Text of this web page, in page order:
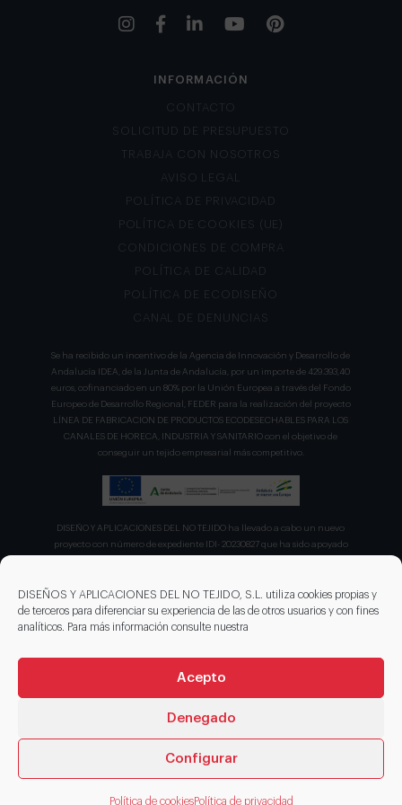
DISEÑOS Y APLICACIONES DEL NO TEJIDO, S.L. utiliza cookies propias y
de terceros para diferenciar su experiencia de las de otros usuarios y con fines
analíticos. Para más información consulte nuestra
Acepto
Denegado
Configurar
Política de cookiesPolítica de privacidad
INFORMACIÓN
CONTACTO
SOLICITUD DE PRESUPUESTO
TRABAJA CON NOSOTROS
AVISO LEGAL
POLÍTICA DE PRIVACIDAD
POLÍTICA DE COOKIES (UE)
CONDICIONES DE COMPRA
POLÍTICA DE CALIDAD
POLÍTICA DE ECODISEÑO
CANAL DE DENUNCIAS
Se ha recibido un incentivo de la Agencia de Innovación y Desarrollo de
Andalucía IDEA, de la Junta de Andalucía, por un importe de 429.393,40
euros, cofinanciado en un 80% por la Unión Europea a través del Fondo
Europeo de Desarrollo Regional, FEDER para la realización del proyecto
LÍNEA DE FABRICACION DE PRODUCTOS ECODESECHABLES PARA LOS
CANALES DE HORECA, INDUSTRIA Y SANITARIO con el objetivo de
conseguir un tejido empresarial más competitivo.
DISEÑO Y APLICACIONES DEL NO TEJIDO ha llevado a cabo un nuevo
proyecto con número de expediente IDI- 20230827 que ha sido apoyado
nuevas tecnologías de manipulación e impresión de materiales
sostenibles para favorecer el ecodiseño en el ámbito del packaging"
recibiendo en concepto de ayuda parcialmente reembolsable un 75%
© 2026 DISENOS NT